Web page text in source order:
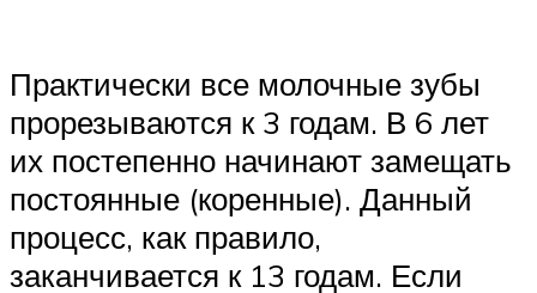
Практически все молочные зубы
прорезываются к 3 годам. В 6 лет
их постепенно начинают замещать
постоянные (коренные). Данный
процесс, как правило,
заканчивается к 13 годам. Если